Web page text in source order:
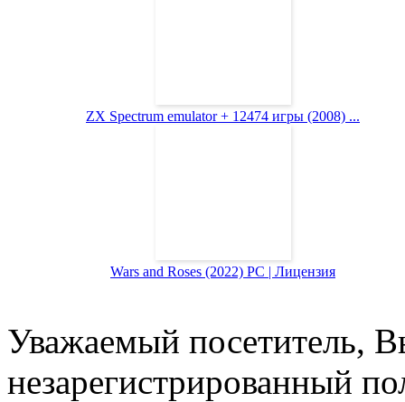
ZX Spectrum emulator + 12474 игры (2008) ...
Wars and Roses (2022) PC | Лицензия
Уважаемый посетитель,
незарегистрированный